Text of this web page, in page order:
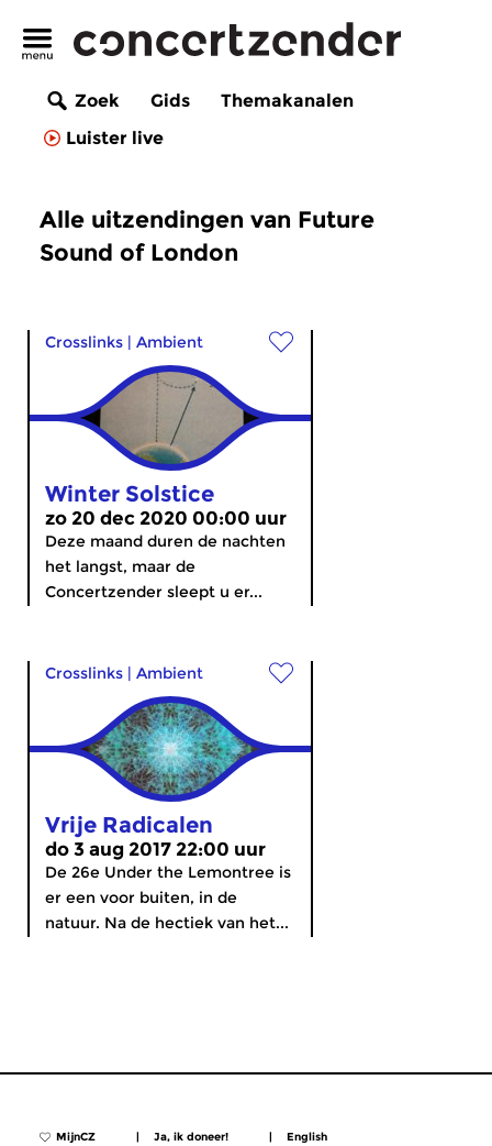
Zoek Gids
Themakanalen
Luister live
Alle uitzendingen van Future
Sound of London
Crosslinks | Ambient
Winter Solstice
zo 20 dec 2020 00:00 uur
Deze maand duren de nachten
het langst, maar de
Concertzender sleept u er...
Crosslinks | Ambient
Vrije Radicalen
do 3 aug 2017 22:00 uur
De 26e Under the Lemontree is
er een voor buiten, in de
natuur. Na de hectiek van het...
MijnCZ | Ja, ik doneer! | English